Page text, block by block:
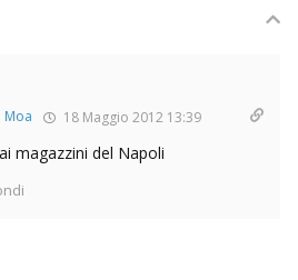
Moa 18 Maggio 2012 13:39
magazzini del Napoli